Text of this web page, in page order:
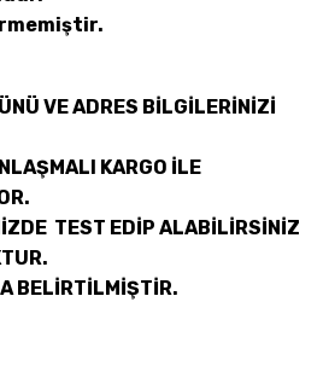
VE ADRES BİLGİLERİNİZİ
KARGO İLE
TEST EDİP ALABİLİRSİNİZ
BELİRTİLMİŞTİR.